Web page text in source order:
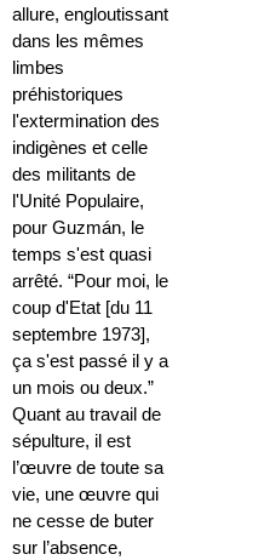
allure, engloutissant
dans les mêmes
limbes
préhistoriques
l'extermination des
indigènes et celle
des militants de
l'Unité Populaire,
pour Guzmán, le
temps s'est quasi
arrêté. “Pour moi, le
coup d'Etat [du 11
septembre 1973],
ça s'est passé il y a
un mois ou deux.”
Quant au travail de
sépulture, il est
l’œuvre de toute sa
vie, une œuvre qui
ne cesse de buter
sur l’absence,